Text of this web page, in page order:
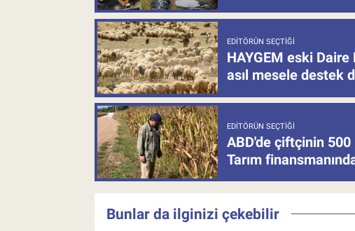
EDITÖRÜN SEÇTIĞI
HAYGEM eski
asıl mesele destek
EDITÖRÜN SEÇTIĞI
ABD'de çiftçinin
Tarım
Bunlar da ilginizi çekebilir